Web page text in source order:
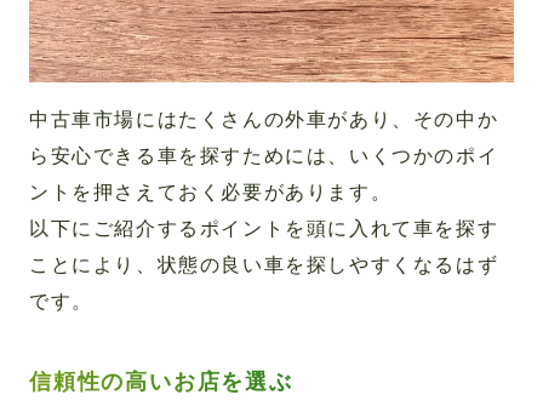
中古車市場にはたくさんの外車があり、その中か
ら安心できる車を探すためには、いくつかのポイ
ントを押さえておく必要があります。
以下にご紹介するポイントを頭に入れて車を探す
ことにより、状態の良い車を探しやすくなるはず
です。
信頼性の高いお店を選ぶ